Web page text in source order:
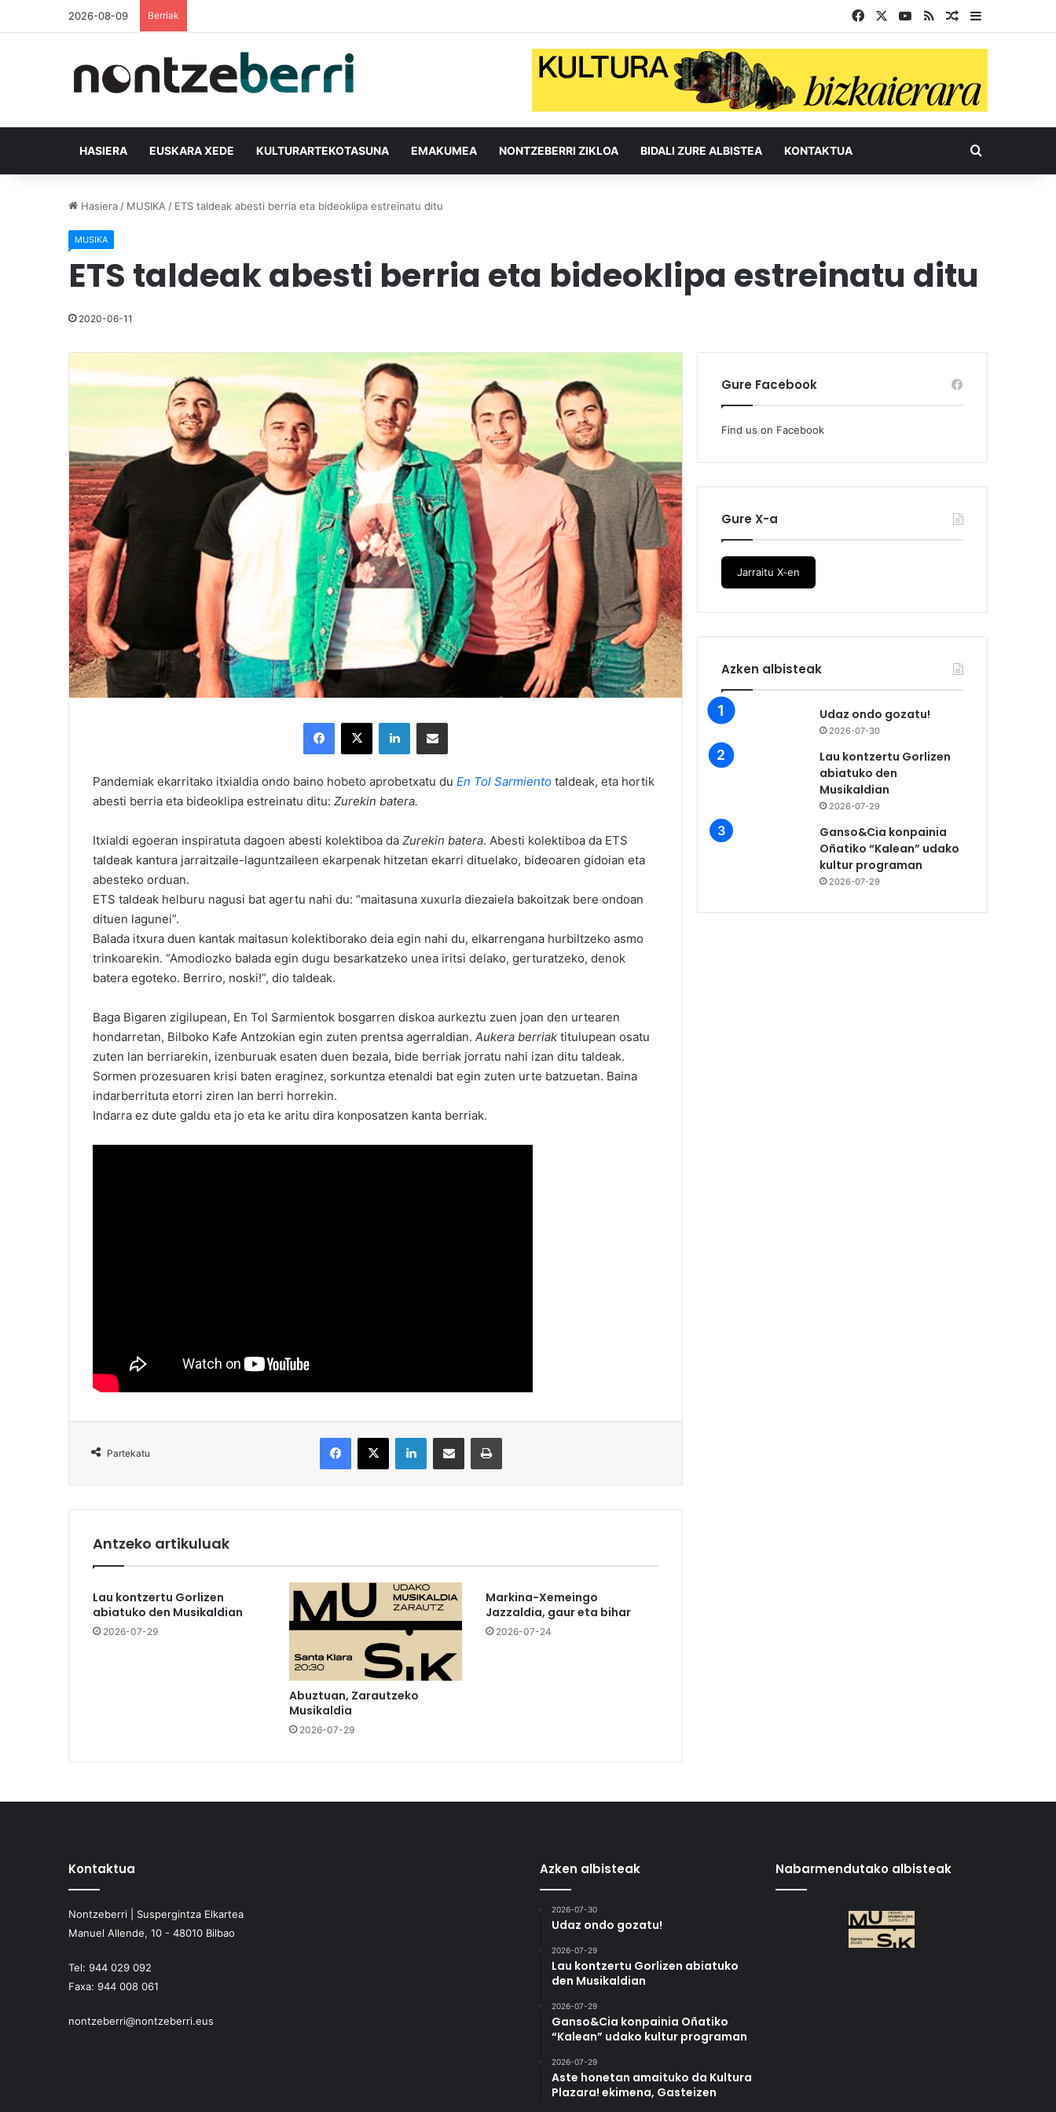
2026-08-09 Berriak Facebook YouTube
RSS Ausazko
HASIERA EUSKARA XEDE KULTURARTEKOTASUNA EMAKUMEA NONTZEBERRI ZIKLOA BIDALI ZURE ALBISTEA KONTAKTUA Bilatu
Hasiera / MUSIKA / ETS taldeak abesti berria eta bideoklipa estreinatu ditu
MUSIKA
ETS taldeak abesti berria eta bideoklipa estreinatu ditu
2020-06-11
Pandemiak ekarritako itxialdia ondo baino hobeto aprobetxatu du En Tol Sarmiento taldeak, eta hortik
abesti berria eta bideoklipa estreinatu ditu: Zurekin batera.
Itxialdi egoeran inspiratuta dagoen abesti kolektiboa da Zurekin batera. Abesti kolektiboa da ETS
taldeak kantura jarraitzaile-laguntzaileen ekarpenak hitzetan ekarri dituelako, bideoaren gidoian eta
abesteko orduan.
ETS taldeak helburu nagusi bat agertu nahi du: “maitasuna xuxurla diezaiela bakoitzak bere ondoan
dituen lagunei”.
Balada itxura duen kantak maitasun kolektiborako deia egin nahi du, elkarrengana hurbiltzeko asmo
trinkoarekin. “Amodiozko balada egin dugu besarkatzeko unea iritsi delako, gerturatzeko, denok
batera egoteko. Berriro, noski!”, dio taldeak.
Baga Bigaren zigilupean, En Tol Sarmientok bosgarren diskoa aurkeztu zuen joan den urtearen
hondarretan, Bilboko Kafe Antzokian egin zuten prentsa agerraldian. Aukera berriak titulupean osatu
zuten lan berriarekin, izenburuak esaten duen bezala, bide berriak jorratu nahi izan ditu taldeak.
Sormen prozesuaren krisi baten eraginez, sorkuntza etenaldi bat egin zuten urte batzuetan. Baina
indarberrituta etorri ziren lan berri horrekin.
Indarra ez dute galdu eta jo eta ke aritu dira konposatzen kanta berriak.
Partekatu
Antzeko artikuluak
Lau kontzertu Gorlizen
abiatuko den Musikaldian
2026-07-29
Abuztuan, Zarautzeko
Musikaldia
2026-07-29
Markina-Xemeingo
Jazzaldia, gaur eta bihar
2026-07-24
Gure Facebook
Find us on Facebook
Gure X-a
Jarraitu X-en
Azken albisteak
Udaz ondo gozatu!
2026-07-30
Lau kontzertu Gorlizen
abiatuko den
Musikaldian
2026-07-29
Ganso&Cia konpainia
Oñatiko “Kalean” udako
kultur programan
2026-07-29
Kontaktua
Nontzeberri | Suspergintza Elkartea
Manuel Allende, 10 - 48010 Bilbao
Tel: 944 029 092
Faxa: 944 008 061
nontzeberri@nontzeberri.eus
Azken albisteak
2026-07-30
Udaz ondo gozatu!
2026-07-29
Lau kontzertu Gorlizen abiatuko
den Musikaldian
2026-07-29
Ganso&Cia konpainia Oñatiko
“Kalean” udako kultur programan
2026-07-29
Aste honetan amaituko da Kultura
Plazara! ekimena, Gasteizen
Nabarmendutako albisteak